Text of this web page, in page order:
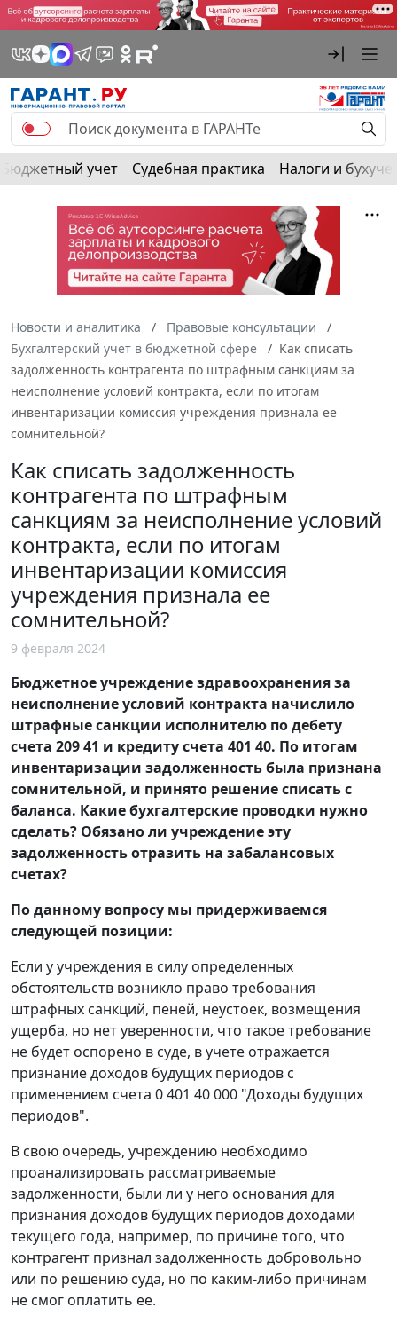
Бюджетный учет Судебная практика Налоги и
Новости и аналитика
Правовые консультации
Бухгалтерский учет в бюджетной сфере
Как списать
задолженность контрагента по штрафным санкциям за
неисполнение условий контракта, если по итогам
инвентаризации комиссия учреждения признала ее
сомнительной?
Как списать задолженность
контрагента по штрафным
санкциям за неисполнение условий
контракта, если по итогам
инвентаризации комиссия
учреждения признала ее
сомнительной?
9 февраля 2024
Бюджетное учреждение здравоохранения за
неисполнение условий контракта начислило
штрафные санкции исполнителю по дебету
счета 209 41 и кредиту счета 401 40. По итогам
инвентаризации задолженность была признана
сомнительной, и принято решение списать с
баланса. Какие бухгалтерские проводки нужно
сделать? Обязано ли учреждение эту
задолженность отразить на забалансовых
счетах?
По данному вопросу мы придерживаемся
следующей позиции:
Если у учреждения в силу определенных
обстоятельств возникло право требования
штрафных санкций, пеней, неустоек, возмещения
ущерба, но нет уверенности, что такое требование
не будет оспорено в суде, в учете отражается
признание доходов будущих периодов с
применением счета 0 401 40 000 "Доходы будущих
периодов".
В свою очередь, учреждению необходимо
проанализировать рассматриваемые
задолженности, были ли у него основания для
признания доходов будущих периодов доходами
текущего года, например, по причине того, что
контрагент признал задолженность добровольно
или по решению суда, но по каким-либо причинам
не смог оплатить ее.